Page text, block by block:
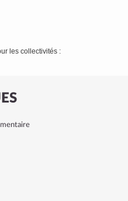
les collectivités :